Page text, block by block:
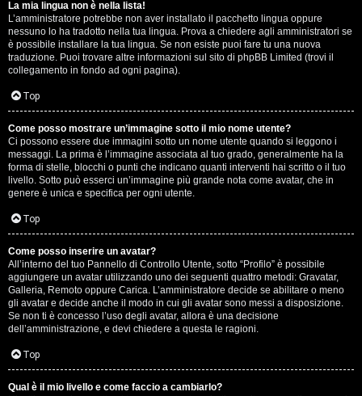
La mia lingua non è nella lista!
L’amministratore potrebbe non aver installato il pacchetto lingua oppure
nessuno lo ha tradotto nella tua lingua. Prova a chiedere agli amministratori se
è possibile installare la tua lingua. Se non esiste puoi fare tu una nuova
traduzione. Puoi trovare altre informazioni sul sito di phpBB Limited (trovi il
collegamento in fondo ad ogni pagina).
Top
Come posso mostrare un’immagine sotto il mio nome utente?
Ci possono essere due immagini sotto un nome utente quando si leggono i
messaggi. La prima è l’immagine associata al tuo grado, generalmente ha la
forma di stelle, blocchi o punti che indicano quanti interventi hai scritto o il tuo
livello. Sotto può esserci un’immagine più grande nota come avatar, che in
genere è unica e specifica per ogni utente.
Top
Come posso inserire un avatar?
All’interno del tuo Pannello di Controllo Utente, sotto “Profilo” è possibile
aggiungere un avatar utilizzando uno dei seguenti quattro metodi: Gravatar,
Galleria, Remoto oppure Carica. L’amministratore decide se abilitare o meno
gli avatar e decide anche il modo in cui gli avatar sono messi a disposizione.
Se non ti è concesso l’uso degli avatar, allora è una decisione
dell’amministrazione, e devi chiedere a questa le ragioni.
Top
Qual è il mio livello e come faccio a cambiarlo?
r
e
:
G
i
g
i
D
’
A
g
o
s
t